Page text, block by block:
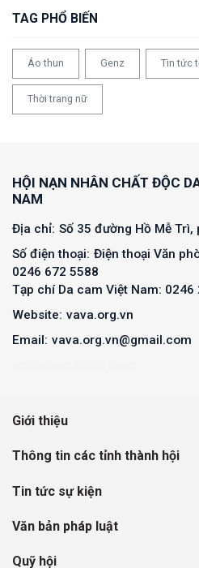
TAG PHỔ BIẾN
Áo thun Genz Tin tức
Thời trang nữ
HỘI NẠN NHÂN CHẤT ĐỘC
NAM
Địa chỉ: Số 35 đường Hồ Mễ Trì,
Số điện thoại: Điện thoại Văn
0246 672 5588
Tạp chí Da cam Việt Nam: 0246
Website: vava.org.vn
Email: vava.org.vn@gmail.com
Giới thiệu
Thông tin các tỉnh thành hội
Tin tức sự kiện
Văn bản pháp luật
Quỹ hội